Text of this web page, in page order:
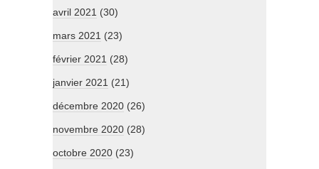
avril 2021 (30)
mars 2021 (23)
février 2021 (28)
janvier 2021 (21)
décembre 2020 (26)
novembre 2020 (28)
octobre 2020 (23)